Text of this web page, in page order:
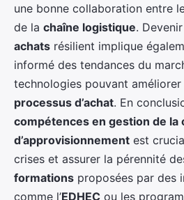
une bonne collaboration entre
de la chaîne logistique.
achats résilient implique
informé des tendances du
technologies pouvant améliorer
processus d’achat. En
compétences en gestion de la
d’approvisionnement est
crises et assurer la pérennité
formations proposées par des
comme l’EDHEC ou les